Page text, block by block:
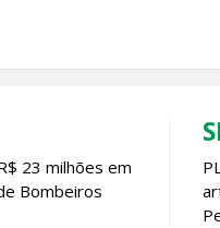
A
23 milhões em
Bombeiros